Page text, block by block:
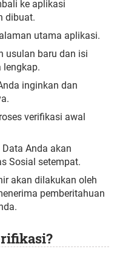
ke aplikasi
dibuat.
utama aplikasi.
usulan baru dan isi
lengkap.
inginkan dan
verifikasi awal
Anda akan
Sosial setempat.
akan dilakukan oleh
pemberitahuan